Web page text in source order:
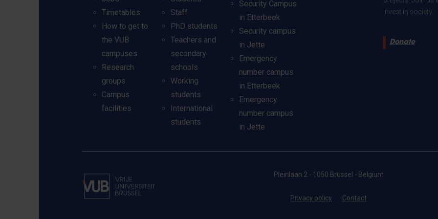
Timetables
How to get to
the VUB
campuses
Research
groups
Campus
facilities
Staff
PhD students
Teachers and
secondary
schools
Working
students
International
students
Security Campus
in Etterbeek
Security campus
in Jette
Emergency
number campus
in Etterbeek
Emergency
number campus
in Jette
invest in society.
Donate
Pleinlaan 2 - 1050 Brussel - Belgium
Privacy policy Contact